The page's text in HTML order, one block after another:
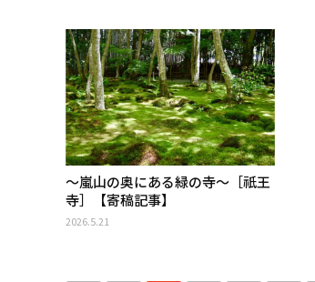
〜嵐山の奥にある緑の寺〜［祇王
寺］【寄稿記事】
2026.5.21